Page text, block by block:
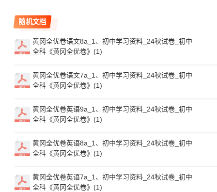
随机文档
黄冈全优卷语文8a_1、初中学习资料_24秋试卷_初中
全科《黄冈全优卷》(1)
黄冈全优卷语文7a_1、初中学习资料_24秋试卷_初中
全科《黄冈全优卷》(1)
黄冈全优卷英语9a_1、初中学习资料_24秋试卷_初中
全科《黄冈全优卷》(1)
黄冈全优卷英语8a_1、初中学习资料_24秋试卷_初中
全科《黄冈全优卷》(1)
黄冈全优卷英语7a_1、初中学习资料_24秋试卷_初中
全科《黄冈全优卷》(1)